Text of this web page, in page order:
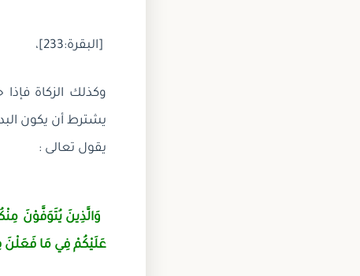
[البقرة:233]،
وكذلك الزكاة
يشترط أن يكون
يقول تعالى :
وَالَّذِينَ يُتَوَفَّوْنَ
عَلَيْكُمْ فِي مَا